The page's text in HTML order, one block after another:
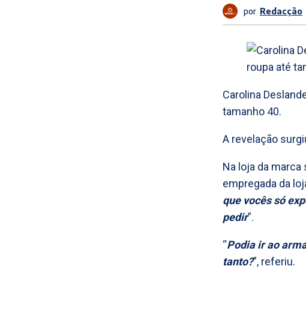
por Redacção
Carolina
tamanho 40.
A revelação
Na loja da marca
empregada da
que vocês só
pedir”.
“Podia ir ao
tanto?”, referiu.